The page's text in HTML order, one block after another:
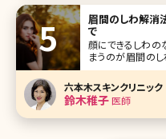
眉間のしわ解消
で
顔にできるしわの
まうのが眉間のし
眉間のしわは「い
を与えてしまい、
しれません。では
いいのでしょうか。 目
六本木スキンクリニック
鈴木稚子医師